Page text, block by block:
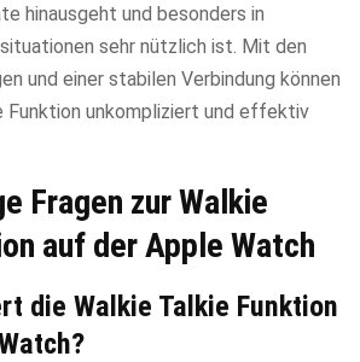
hinausgeht und besonders in
sehr nützlich ist. Mit den
und einer stabilen Verbindung können
Funktion unkompliziert und effektiv
Fragen zur Walkie
auf der Apple Watch
die Walkie Talkie Funktion